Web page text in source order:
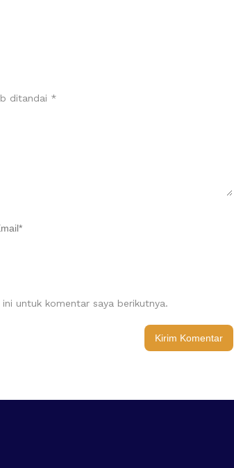
ditandai *
untuk komentar saya berikutnya.